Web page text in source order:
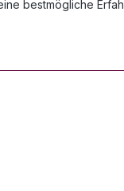
bestmögliche